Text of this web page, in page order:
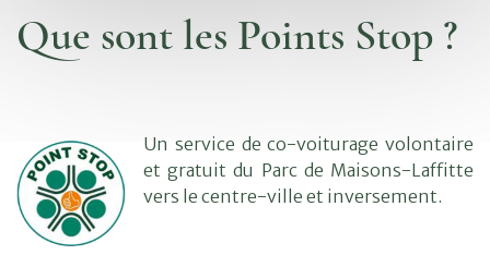
Que sont les Points Stop ?
Un service de co-voiturage volontaire
et gratuit du Parc de Maisons-Laffitte
vers le centre-ville et inversement.